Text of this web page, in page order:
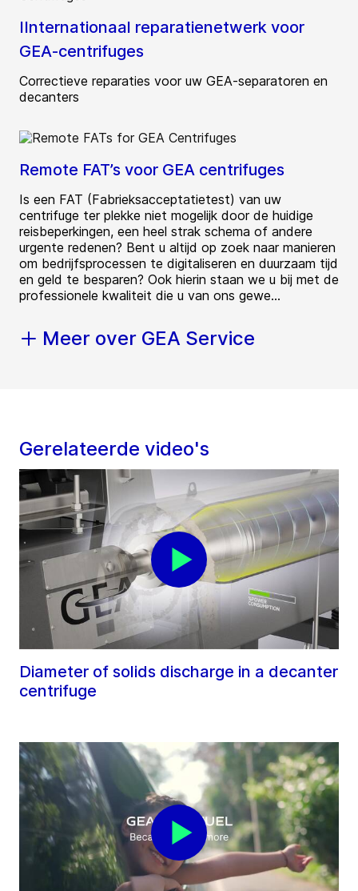
IInternationaal reparatienetwerk voor
GEA-centrifuges
Correctieve reparaties voor uw GEA-separatoren en
decanters
Remote FAT’s voor GEA centrifuges
Is een FAT (Fabrieksacceptatietest) van uw
centrifuge ter plekke niet mogelijk door de huidige
reisbeperkingen, een heel strak schema of andere
urgente redenen? Bent u altijd op zoek naar manieren
om bedrijfsprocessen te digitaliseren en duurzaam tijd
en geld te besparen? Ook hierin staan we u bij met de
professionele kwaliteit die u van ons gewe...
Meer over GEA Service
Gerelateerde video's
Diameter of solids discharge in a decanter
centrifuge